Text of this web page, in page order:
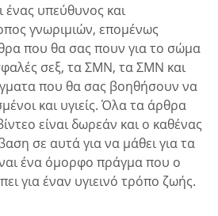
ένας υπεύθυνος και
γνωριμιών, επομένως
που θα σας πουν για το σώμα
σεξ, τα ΣΜΝ, τα ΣΜΝ και
που θα σας βοηθήσουν να
και υγιείς. Όλα τα άρθρα
είναι δωρεάν και ο καθένας
σε αυτά για να μάθει για τα
ένα όμορφο πράγμα που ο
για έναν υγιεινό τρόπο ζωής.